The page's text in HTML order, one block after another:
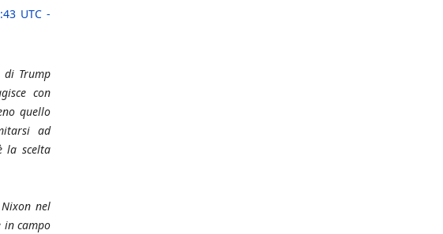
UTC -
di Trump
con
quello
ad
la scelta
nel
in campo